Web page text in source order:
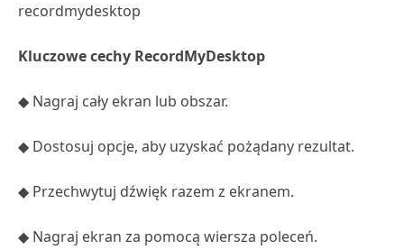
recordmydesktop
Kluczowe cechy RecordMyDesktop
◆ Nagraj cały ekran lub obszar.
◆ Dostosuj opcje, aby uzyskać pożądany rezultat.
◆ Przechwytuj dźwięk razem z ekranem.
◆ Nagraj ekran za pomocą wiersza poleceń.